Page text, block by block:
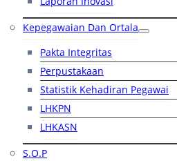
Kepegawaian Dan Ortala
Pakta Integritas
Perpustakaan
Statistik Kehadiran Pegawai
LHKPN
LHKASN
S.O.P